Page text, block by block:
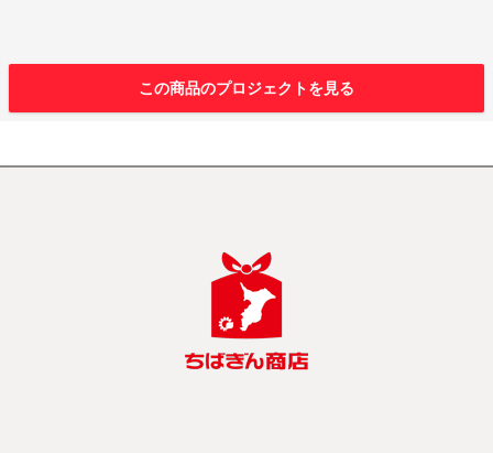
この商品のプロジェクトを見る